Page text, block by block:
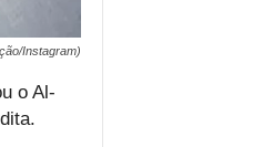
Instagram)
o Al-